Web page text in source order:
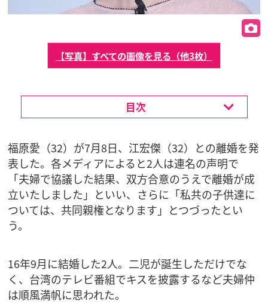
【写真】すべての画像を見る（他3枚）
目次
福原愛（32）が7月8日、江宏傑（32）との離婚を発
表した。各メディアによると2人は連名の声明で
「夫婦で協議した結果、双方合意のうえで離婚が成
立いたしました」といい、さらに「私共の子供達に
ついては、共同親権となります」とつづったとい
う。
16年9月に結婚した2人。二児が誕生しただけでな
く、台湾のテレビ番組でキスを披露するなど夫婦仲
は順風満帆に思われた。